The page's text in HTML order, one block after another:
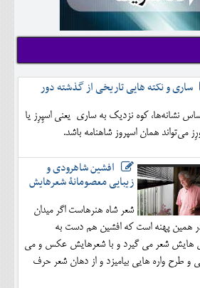
ساری و نکته هایی تاریخی از گذشته دور
نشانه‌ها، کوه نزدیک به ساری یعنی اسپِرِز یا
می‌تواند همان اسپروز شاهنامه باشد.
افشین شاهرودی و
زیبایی معصومانۀ شعرهایش
شعر شاه هنرهاست اگر میدان
همین پهنه است که افشین هم دست به
هایش شعر می گیرد و با شعرهایش عکس و می
و طرح واره هایی بیامیزد و از دهان شعر حرف